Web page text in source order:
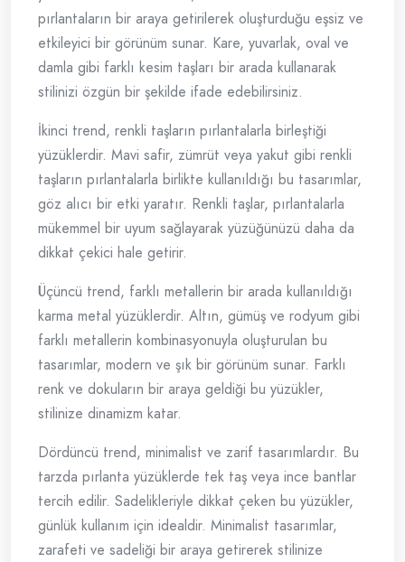
pırlantaların bir araya getirilerek oluşturduğu eşsiz ve
etkileyici bir görünüm sunar. Kare, yuvarlak, oval ve
damla gibi farklı kesim taşları bir arada kullanarak
stilinizi özgün bir şekilde ifade edebilirsiniz.
İkinci trend, renkli taşların pırlantalarla birleştiği
yüzüklerdir. Mavi safir, zümrüt veya yakut gibi renkli
taşların pırlantalarla birlikte kullanıldığı bu tasarımlar,
göz alıcı bir etki yaratır. Renkli taşlar, pırlantalarla
mükemmel bir uyum sağlayarak yüzüğünüzü daha da
dikkat çekici hale getirir.
Üçüncü trend, farklı metallerin bir arada kullanıldığı
karma metal yüzüklerdir. Altın, gümüş ve rodyum gibi
farklı metallerin kombinasyonuyla oluşturulan bu
tasarımlar, modern ve şık bir görünüm sunar. Farklı
renk ve dokuların bir araya geldiği bu yüzükler,
stilinize dinamizm katar.
Dördüncü trend, minimalist ve zarif tasarımlardır. Bu
tarzda pırlanta yüzüklerde tek taş veya ince bantlar
tercih edilir. Sadelikleriyle dikkat çeken bu yüzükler,
günlük kullanım için idealdir. Minimalist tasarımlar,
zarafeti ve sadeliği bir araya getirerek stilinize